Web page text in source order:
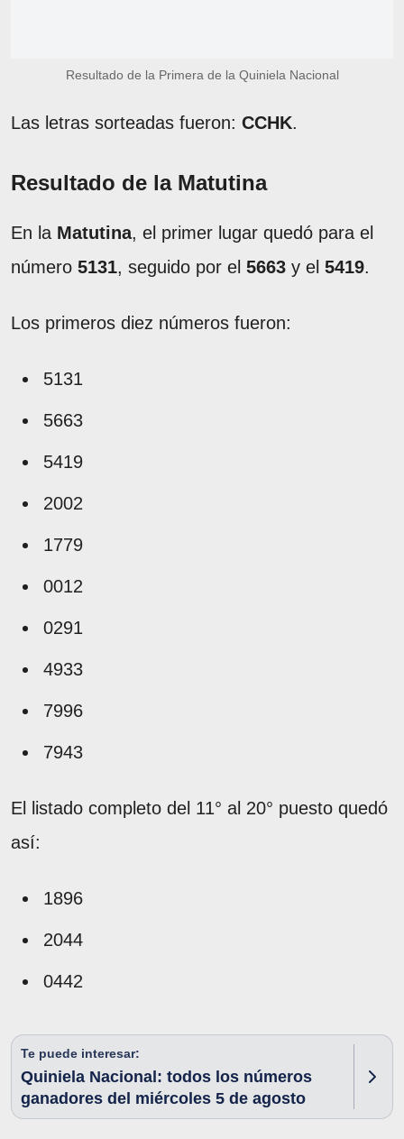
Resultado de la Primera de la Quiniela Nacional
Las letras sorteadas fueron: CCHK.
Resultado de la Matutina
En la Matutina, el primer lugar quedó para el
número 5131, seguido por el 5663 y el 5419.
Los primeros diez números fueron:
5131
5663
5419
2002
1779
0012
0291
4933
7996
7943
El listado completo del 11° al 20° puesto quedó
así:
1896
2044
0442
Te puede interesar:
Quiniela Nacional: todos los números
ganadores del miércoles 5 de agosto